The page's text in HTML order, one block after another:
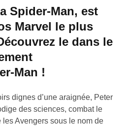
Spider-Man, est
Marvel le plus
le dans le
Man !
dignes d’une araignée, Peter
des sciences, combat le
Avengers sous le nom de